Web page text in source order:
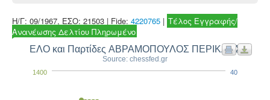
Η/Γ: 09/1967, ΕΣΟ: 21503 | Fide: 4220765 | Τέλος Εγγραφής/
Ανανέωσης Δελτίου Πληρωμένο
ΕΛΟ και Παρτίδες ΑΒΡΑΜΟΠΟΥΛΟΣ ΠΕΡΙΚΛΗΣ
Source: chessfed.gr
1400 40